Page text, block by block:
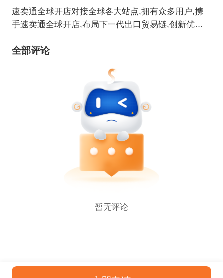
速卖通全球开店对接全球各大站点,拥有众多用户,携
手速卖通全球开店,布局下一代出口贸易链,创新优质
全球开店专题为中国跨境卖家提供最新最全速卖通全
全部评论
暂无评论